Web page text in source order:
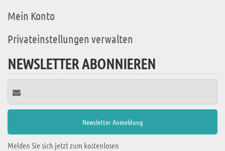
Mein Konto
Privateinstellungen verwalten
NEWSLETTER ABONNIEREN
Melden Sie sich jetzt zum kostenlosen